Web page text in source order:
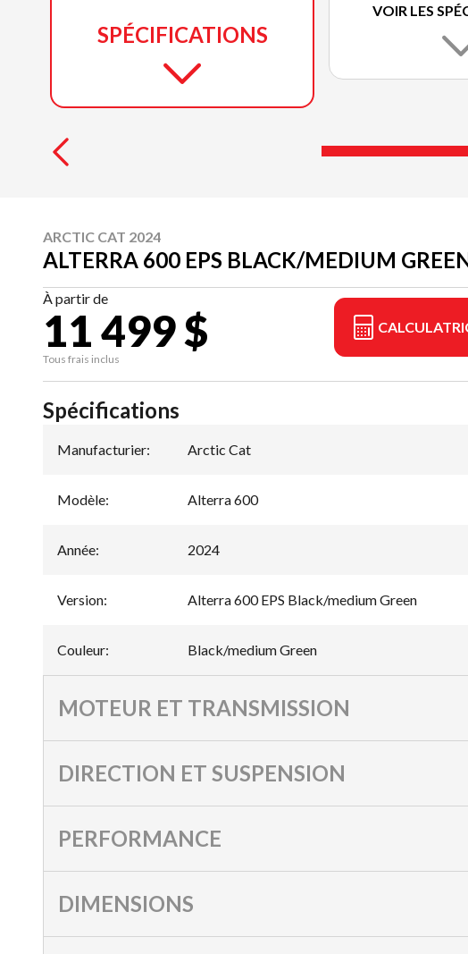
SPÉCIFICATIONS
VOIR LES
ARCTIC CAT 2024
ALTERRA 600 EPS BLACK/MEDIUM
À partir de
11 499 $
Tous frais inclus
Spécifications
Manufacturier: Arctic Cat
Modèle: Alterra 600
Année: 2024
Version: Alterra 600 EPS Black/medium Green
Couleur: Black/medium Green
MOTEUR ET TRANSMISSION
DIRECTION ET SUSPENSION
PERFORMANCE
DIMENSIONS